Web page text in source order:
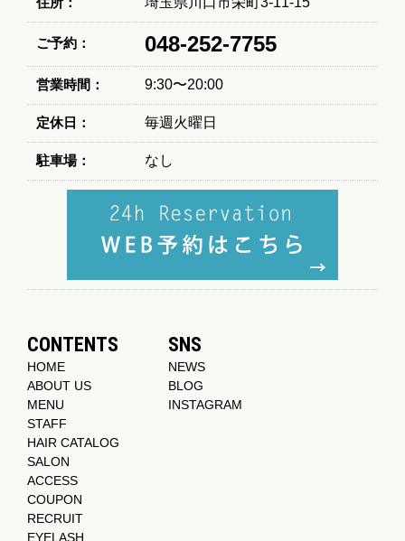
ご予約： 048-252-7755
営業時間： 9:30〜20:00
定休日： 毎週火曜日
駐車場： なし
CONTENTS
HOME
ABOUT US
MENU
STAFF
HAIR CATALOG
SALON
ACCESS
COUPON
RECRUIT
EYELASH
SNS
NEWS
BLOG
INSTAGRAM